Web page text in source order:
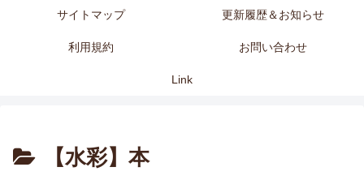
サイトマップ 更新履歴＆お知らせ
利用規約 お問い合わせ
Link
【水彩】本